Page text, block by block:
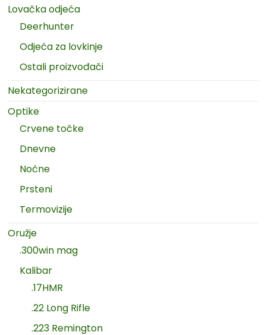
Lovačka odjeća
Deerhunter
Odjeća za lovkinje
Ostali proizvođači
Nekategorizirane
Optike
Crvene točke
Dnevne
Noćne
Prsteni
Termovizije
Oružje
.300win mag
Kalibar
.17HMR
.22 Long Rifle
.223 Remington